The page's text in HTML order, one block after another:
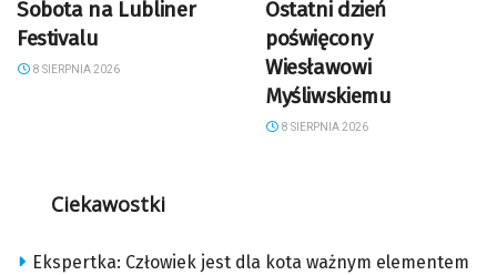
Sobota na Lubliner
Festivalu
8 SIERPNIA 2026
Ostatni dzień
poświęcony
Wiesławowi
Myśliwskiemu
8 SIERPNIA 2026
Ciekawostki
Ekspertka: Człowiek jest dla kota ważnym elementem